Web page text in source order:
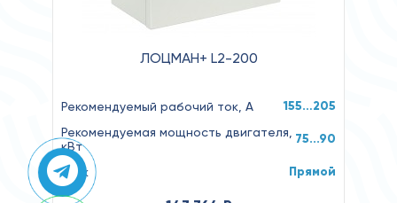
ЛОЦМАН+ L2-200
Рекомендуемый рабочий ток, А 155…205
Рекомендуемая мощность двигателя,
кВт
75...90
Пуск Прямой